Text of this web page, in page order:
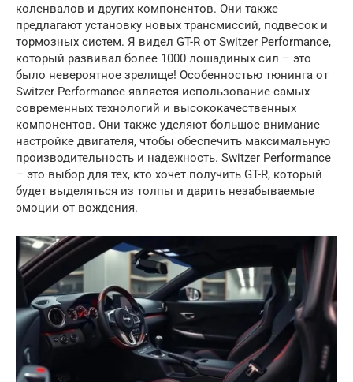
коленвалов и других компонентов. Они также
предлагают установку новых трансмиссий, подвесок и
тормозных систем. Я видел GT-R от Switzer Performance,
который развивал более 1000 лошадиных сил – это
было невероятное зрелище! Особенностью тюнинга от
Switzer Performance является использование самых
современных технологий и высококачественных
компонентов. Они также уделяют большое внимание
настройке двигателя, чтобы обеспечить максимальную
производительность и надежность. Switzer Performance
– это выбор для тех, кто хочет получить GT-R, который
будет выделяться из толпы и дарить незабываемые
эмоции от вождения.